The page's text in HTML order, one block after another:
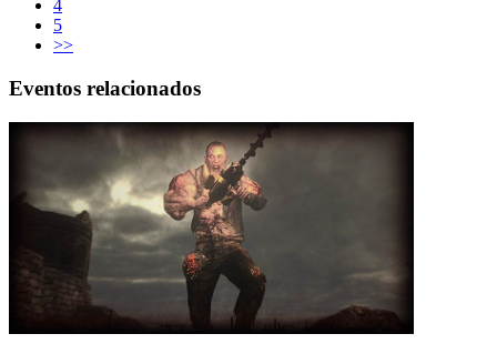
4
5
>>
Eventos relacionados